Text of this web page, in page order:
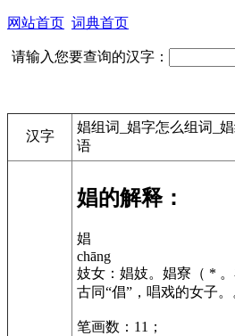
网站首页 词典首页
请输入您要查询的汉字：
汉字
娼组词_娼字怎么组词_
语
娼的解释：
娼
chāng
妓女：娼妓。娼寮（ * 。
古同“倡”，唱戏的女子。
笔画数：11；